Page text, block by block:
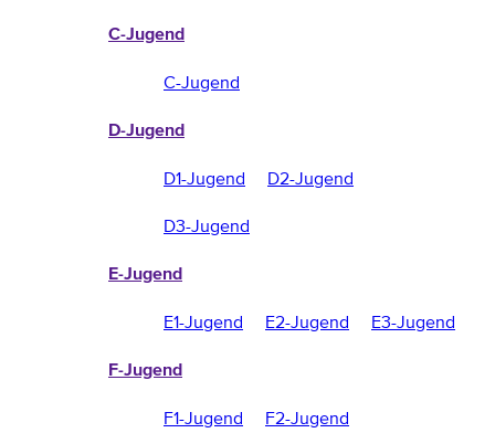
C-Jugend
C-Jugend
D-Jugend
D1-Jugend
D2-Jugend
D3-Jugend
E-Jugend
E1-Jugend E2-Jugend E3-Jugend
F-Jugend
F1-Jugend F2-Jugend